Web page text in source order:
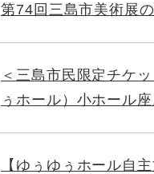
第74回三島市美術展
＜三島市民限定チケ
ぅホール）小ホール
【ゆぅゆぅホール自